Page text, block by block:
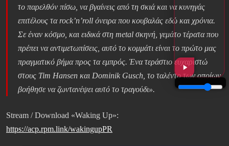
το παρελθόν πίσω, να βγαίνεις από τη σκιά και να κυνηγάς
επιτέλους τα rock’n’roll όνειρα που κουβαλάς εδώ και χρόνια.
Σε έναν κόσμο, και ειδικά στη metal σκηνή, γεμάτο τέρατα που
πρέπει να αντιμετωπίσεις, αυτό το κομμάτι είναι το πρώτο μας
πραγματικό βήμα προς τα εμπρός. Ένα τεράστιο ευχαριστώ
στους Tim Hansen και Dominik Gusch, το ταλέντο των οποίων
βοήθησε να ζωντανέψει αυτό το τραγούδι».
Stream / Download «Waking Up»:
https://acp.rpm.link/wakingupPR